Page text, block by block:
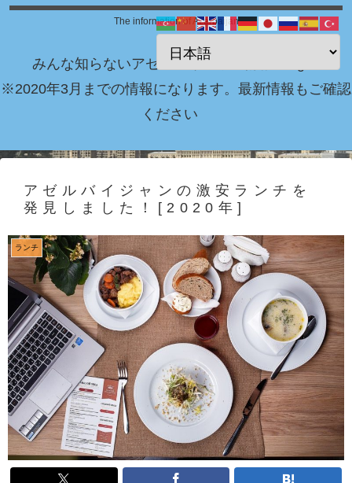
The information of Azerbaijan
みんな知らないアゼルバイジャン情報 Blog！
※2020年3月までの情報になります。最新情報もご確認
ください
アゼルバイジャンの激安ランチを
発見しました！[2020年]
ランチ